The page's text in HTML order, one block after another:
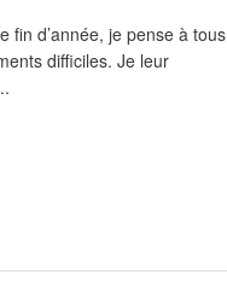
fin d’année, je pense à tous
difficiles. Je leur